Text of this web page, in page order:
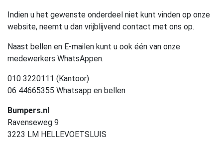
Indien u het gewenste onderdeel niet kunt vinden op onze
website, neemt u dan vrijblijvend contact met ons op.
Naast bellen en E-mailen kunt u ook één van onze
medewerkers WhatsAppen.
010 3220111 (Kantoor)
06 44665355 Whatsapp en bellen
Bumpers.nl
Ravenseweg 9
3223 LM HELLEVOETSLUIS